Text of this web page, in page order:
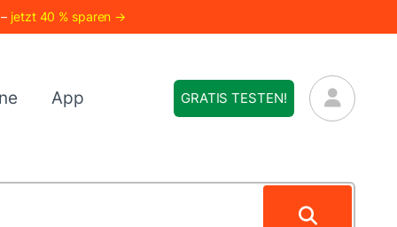
jetzt 40 % sparen →
App GRATIS TESTEN!